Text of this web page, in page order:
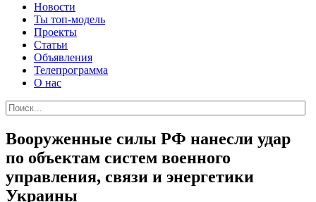
Новости
Ты топ-модель
Проекты
Статьи
Объявления
Телепрограмма
О нас
Вооруженные силы РФ нанесли удар
по объектам систем военного
управления, связи и энергетики
Украины